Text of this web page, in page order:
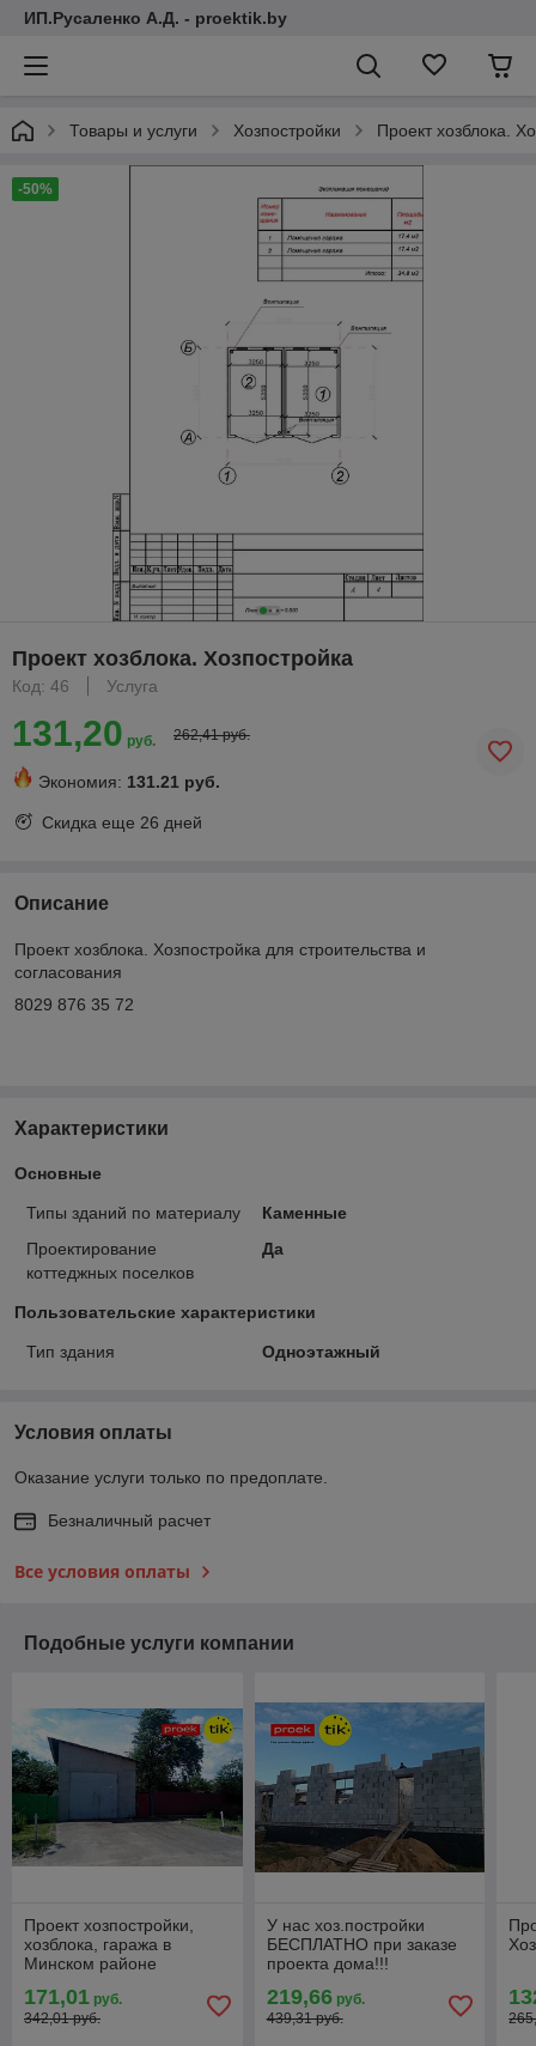
ИП.Русаленко А.Д. - proektik.by
Товары и услуги Хозпостройки Проект хозблока.
-50%
Проект хозблока. Хозпостройка
Код: 46 Услуга
131,20 руб. 262,41 руб.
Экономия: 131.21 руб.
Скидка еще 26 дней
Описание
Проект хозблока. Хозпостройка для строительства и
согласования
8029 876 35 72
Характеристики
Основные
Типы зданий по материалу
Каменные
Проектирование
коттеджных поселков
Да
Пользовательские характеристики
Тип здания Одноэтажный
Условия оплаты
Оказание услуги только по предоплате.
Безналичный расчет
Все условия оплаты
Подобные услуги компании
Проект хозпостройки,
хозблока, гаража в
Минском районе
171,01 руб.
342,01 руб.
У нас хоз.постройки
БЕСПЛАТНО при заказе
проекта дома!!!
219,66руб.
439,31 руб.